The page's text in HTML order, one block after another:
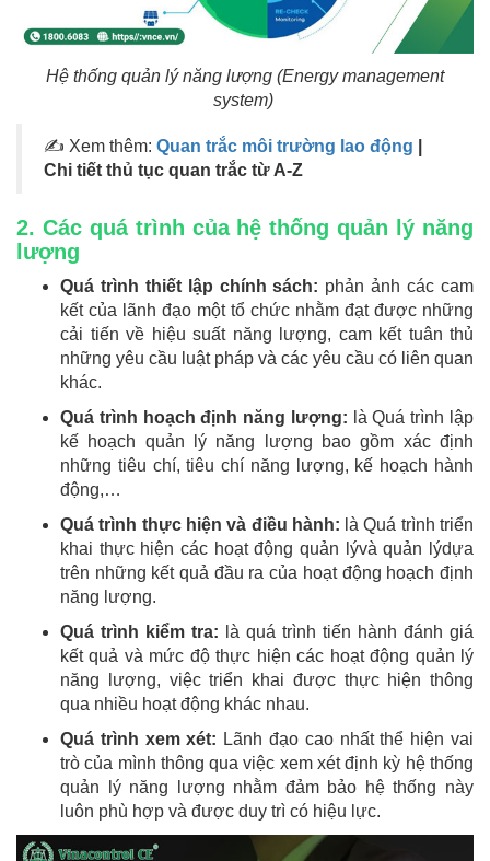
Hệ thống quản lý năng lượng (Energy management
system)
✍ Xem thêm: Quan trắc môi trường lao động
Chi tiết thủ tục quan trắc từ A-Z
2. Các quá trình của hệ thống quản lý năng
lượng
Quá trình thiết lập chính sách: phản ảnh các cam
kết của lãnh đạo một tổ chức nhằm đạt được những
cải tiến về hiệu suất năng lượng, cam kết tuân thủ
những yêu cầu luật pháp và các yêu cầu có liên quan
khác.
Quá trình hoạch định năng lượng: là Quá trình lập
kế hoạch quản lý năng lượng bao gồm xác định
những tiêu chí, tiêu chí năng lượng, kế hoạch hành
động,…
Quá trình thực hiện và điều hành: là Quá trình triển
khai thực hiện các hoạt động quản lývà quản lýdựa
trên những kết quả đầu ra của hoạt động hoạch định
năng lượng.
Quá trình kiểm tra: là quá trình tiến hành đánh giá
kết quả và mức độ thực hiện các hoạt động quản lý
năng lượng, việc triển khai được thực hiện thông
qua nhiều hoạt động khác nhau.
Quá trình xem xét: Lãnh đạo cao nhất thể hiện vai
trò của mình thông qua việc xem xét định kỳ hệ thống
quản lý năng lượng nhằm đảm bảo hệ thống này
luôn phù hợp và được duy trì có hiệu lực.